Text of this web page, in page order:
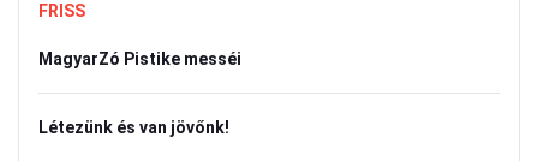
FRISS
MagyarZó Pistike messéi
Létezünk és van jövőnk!